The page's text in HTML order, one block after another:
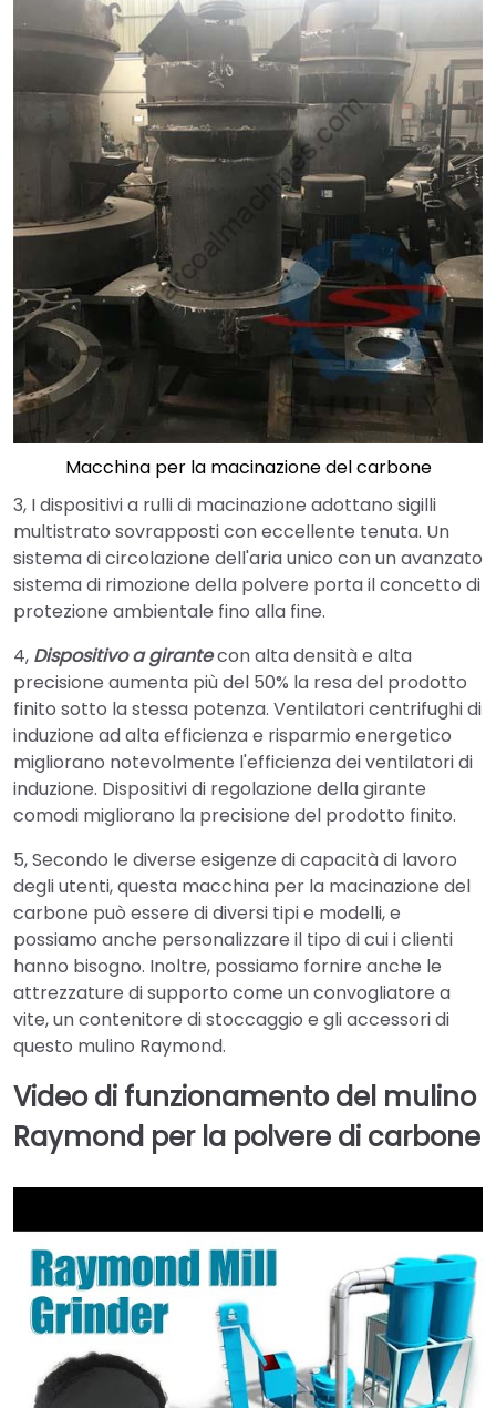
Macchina per la macinazione del carbone
3, I dispositivi a rulli di macinazione adottano sigilli
multistrato sovrapposti con eccellente tenuta. Un
sistema di circolazione dell'aria unico con un avanzato
sistema di rimozione della polvere porta il concetto di
protezione ambientale fino alla fine.
4, Dispositivo a girantecon alta densità e alta
precisione aumenta più del 50% la resa del prodotto
finito sotto la stessa potenza. Ventilatori centrifughi di
induzione ad alta efficienza e risparmio energetico
migliorano notevolmente l'efficienza dei ventilatori di
induzione. Dispositivi di regolazione della girante
comodi migliorano la precisione del prodotto finito.
5, Secondo le diverse esigenze di capacità di lavoro
degli utenti, questa macchina per la macinazione del
carbone può essere di diversi tipi e modelli, e
possiamo anche personalizzare il tipo di cui i clienti
hanno bisogno. Inoltre, possiamo fornire anche le
attrezzature di supporto come un convogliatore a
vite, un contenitore di stoccaggio e gli accessori di
questo mulino Raymond.
Video di funzionamento del mulino
Raymond per la polvere di carbone